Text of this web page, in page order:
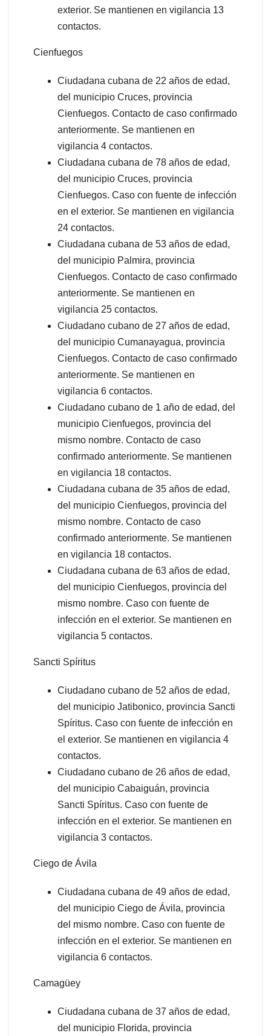
exterior. Se mantienen en vigilancia 13
contactos.
Cienfuegos
Ciudadana cubana de 22 años de edad,
del municipio Cruces, provincia
Cienfuegos. Contacto de caso confirmado
anteriormente. Se mantienen en
vigilancia 4 contactos.
Ciudadana cubana de 78 años de edad,
del municipio Cruces, provincia
Cienfuegos. Caso con fuente de infección
en el exterior. Se mantienen en vigilancia
24 contactos.
Ciudadana cubana de 53 años de edad,
del municipio Palmira, provincia
Cienfuegos. Contacto de caso confirmado
anteriormente. Se mantienen en
vigilancia 25 contactos.
Ciudadano cubano de 27 años de edad,
del municipio Cumanayagua, provincia
Cienfuegos. Contacto de caso confirmado
anteriormente. Se mantienen en
vigilancia 6 contactos.
Ciudadano cubano de 1 año de edad, del
municipio Cienfuegos, provincia del
mismo nombre. Contacto de caso
confirmado anteriormente. Se mantienen
en vigilancia 18 contactos.
Ciudadana cubana de 35 años de edad,
del municipio Cienfuegos, provincia del
mismo nombre. Contacto de caso
confirmado anteriormente. Se mantienen
en vigilancia 18 contactos.
Ciudadana cubana de 63 años de edad,
del municipio Cienfuegos, provincia del
mismo nombre. Caso con fuente de
infección en el exterior. Se mantienen en
vigilancia 5 contactos.
Sancti Spíritus
Ciudadano cubano de 52 años de edad,
del municipio Jatibonico, provincia Sancti
Spíritus. Caso con fuente de infección en
el exterior. Se mantienen en vigilancia 4
contactos.
Ciudadano cubano de 26 años de edad,
del municipio Cabaiguán, provincia
Sancti Spíritus. Caso con fuente de
infección en el exterior. Se mantienen en
vigilancia 3 contactos.
Ciego de Ávila
Ciudadana cubana de 49 años de edad,
del municipio Ciego de Ávila, provincia
del mismo nombre. Caso con fuente de
infección en el exterior. Se mantienen en
vigilancia 6 contactos.
Camagüey
Ciudadana cubana de 37 años de edad,
del municipio Florida, provincia